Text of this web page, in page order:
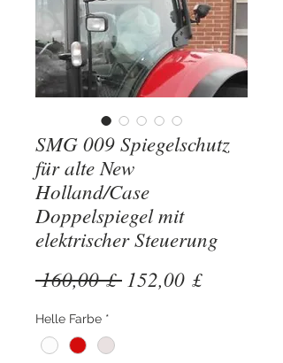
SMG 009 Spiegelschutz
für alte New
Holland/Case
Doppelspiegel mit
elektrischer Steuerung
160,00 £ Standardpreis
152,00 £Sale-
Helle Farbe *